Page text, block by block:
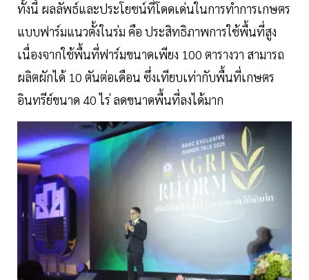
ทั้งนี้ ผลลัพธ์และประโยชน์ที่โดดเด่นในการทำการเกษตร
แบบฟาร์มแนวตั้งในร่ม คือ ประสิทธิภาพการใช้พื้นที่สูง
เนื่องจากใช้พื้นที่ฟาร์มขนาดเพียง 100 ตารางวา สามารถ
ผลิตผักได้ 10 ตันต่อเดือน ซึ่งเทียบเท่ากับพื้นที่เกษตร
อินทรีย์ขนาด 40 ไร่ ลดขนาดพื้นที่ลงได้มาก